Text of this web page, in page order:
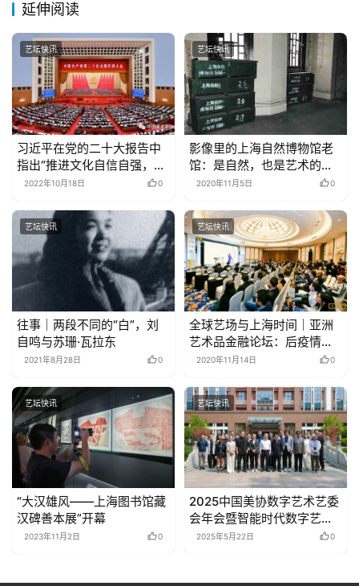
延伸阅读
艺坛快讯
习近平在党的二十大报告中
指出“推进文化自信自强，铸
就社会主义文化新辉煌”
2022年10月18日 0
艺坛快讯
影像里的上海自然博物馆老
馆：是自然，也是艺术的回
声2020年11月5日 0
艺坛快讯
往事｜两段不同的“白”，刘
自鸣与苏珊·瓦拉东
2021年8月28日 0
艺坛快讯
全球艺场与上海时间｜亚洲
艺术品金融论坛：后疫情时
代的艺术
2020年11月14日 0
艺坛快讯
“大汉雄风——上海图书馆藏
汉碑善本展”开幕
2023年11月2日 0
艺坛快讯
2025中国美协数字艺术艺委
会年会暨智能时代数字艺术
研讨会在中国传媒大学召开
2025年5月22日 0